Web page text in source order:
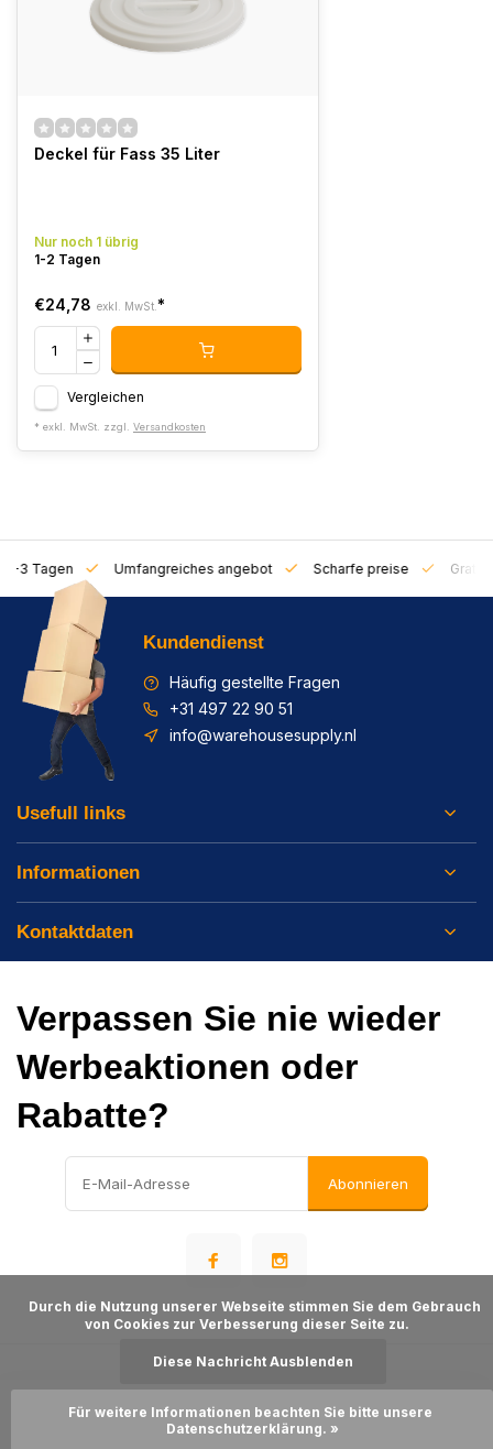
Zum Warenkorb hinzufügen
Deckel für Fass 35 Liter
Nur noch 1 übrig
1-2 Tagen
€24,78 exkl. MwSt. *
Vergleichen
* exkl. MwSt. zzgl. Versandkosten
1-3 Tagen Umfangreiches angebot Scharfe preise Gratis
Kundendienst
Häufig gestellte Fragen
+31 497 22 90 51
info@warehousesupply.nl
Usefull links
Informationen
Kontaktdaten
Verpassen Sie nie wieder
Werbeaktionen oder
Rabatte?
Abonnieren
Sitemap
© Warehousesupply- Theme made byWebdinge
von Cookies zur Verbesserung dieser Seite zu.
Diese Nachricht Ausblenden
Für weitere Informationen beachten Sie bitte unsere
Datenschutzerklärung. »